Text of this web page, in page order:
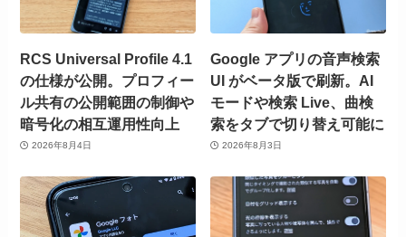
RCS Universal Profile 4.1
の仕様が公開。プロフィー
ル共有の公開範囲の制御や
暗号化の相互運用性向上
2026年8月4日
Google アプリの音声検索
UI がベータ版で刷新。AI
モードや検索 Live、曲検
索をタブで切り替え可能に
2026年8月3日